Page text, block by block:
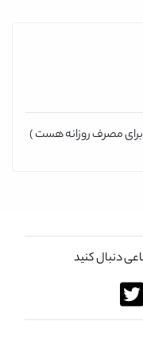
مصرف روزانه هست )
دنبال کنید